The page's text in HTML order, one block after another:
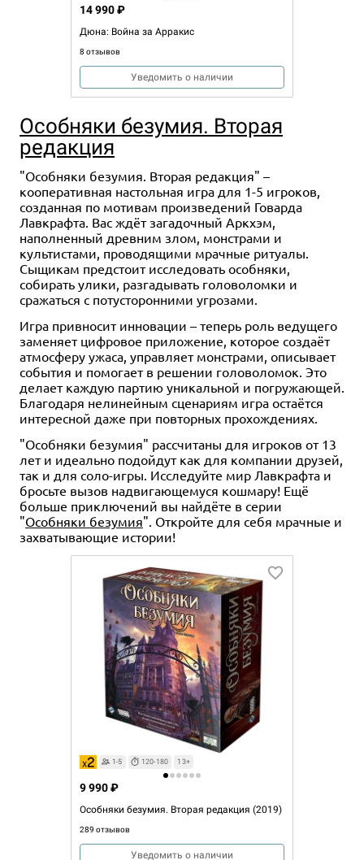
Дюна: Война за Арракис
8 отзывов
14 990 ₽
Уведомить о наличии
Особняки безумия. Вторая
редакция
"Особняки безумия. Вторая редакция" –
кооперативная настольная игра для 1-5 игроков,
созданная по мотивам произведений Говарда
Лавкрафта. Вас ждёт загадочный Аркхэм,
наполненный древним злом, монстрами и
культистами, проводящими мрачные ритуалы.
Сыщикам предстоит исследовать особняки,
собирать улики, разгадывать головоломки и
сражаться с потусторонними угрозами.
Игра привносит инновации – теперь роль ведущего
заменяет цифровое приложение, которое создаёт
атмосферу ужаса, управляет монстрами, описывает
события и помогает в решении головоломок. Это
делает каждую партию уникальной и погружающей.
Благодаря нелинейным сценариям игра остаётся
интересной даже при повторных прохождениях.
"Особняки безумия" рассчитаны для игроков от 13
лет и идеально подойдут как для компании друзей,
так и для соло-игры. Исследуйте мир Лавкрафта и
бросьте вызов надвигающемуся кошмару! Ещё
больше приключений вы найдёте в серии
"Особняки безумия". Откройте для себя мрачные и
захватывающие истории!
1-5 120-180 13+
Особняки безумия. Вторая редакция (2019)
289 отзывов
9 990 ₽
Уведомить о наличии